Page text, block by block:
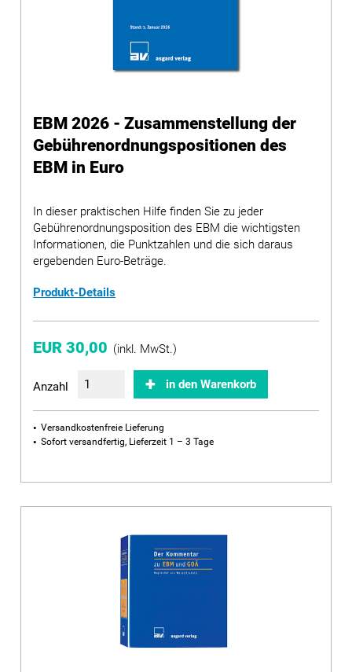
EBM 2026 - Zusammenstellung der
Gebührenordnungspositionen des
EBM in Euro
In dieser praktischen Hilfe finden Sie zu jeder
Gebührenordnungsposition des EBM die wichtigsten
Informationen, die Punktzahlen und die sich daraus
ergebenden Euro-Beträge.
Produkt-Details
EUR 30,00 (inkl. MwSt.)
Anzahl in den Warenkorb
Versandkostenfreie Lieferung
Sofort versandfertig, Lieferzeit 1 – 3 Tage